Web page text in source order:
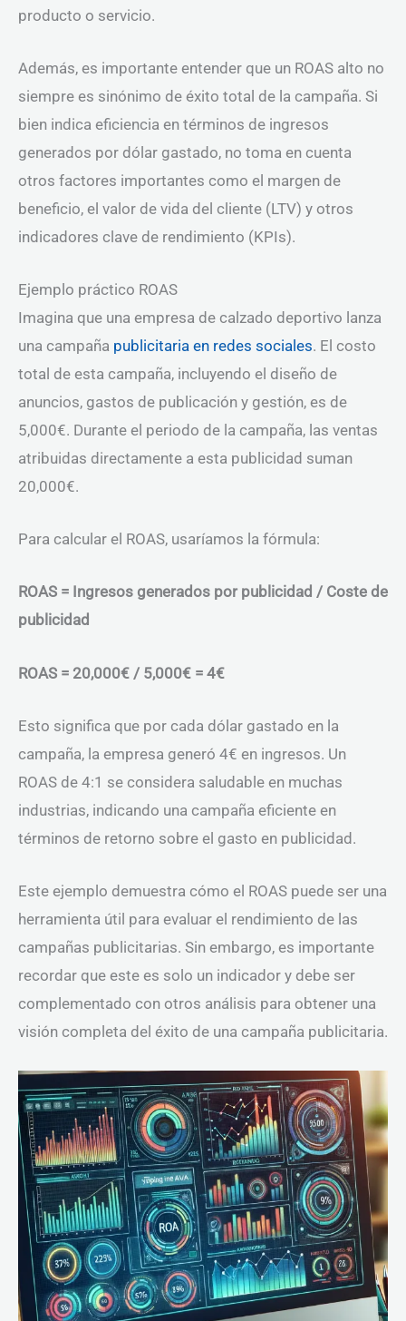
producto o servicio.
Además, es importante entender que un ROAS alto no
siempre es sinónimo de éxito total de la campaña. Si
bien indica eficiencia en términos de ingresos
generados por dólar gastado, no toma en cuenta
otros factores importantes como el margen de
beneficio, el valor de vida del cliente (LTV) y otros
indicadores clave de rendimiento (KPIs).
Ejemplo práctico ROAS
Imagina que una empresa de calzado deportivo lanza
una campaña publicitaria en redes sociales. El costo
total de esta campaña, incluyendo el diseño de
anuncios, gastos de publicación y gestión, es de
5,000€. Durante el periodo de la campaña, las ventas
atribuidas directamente a esta publicidad suman
20,000€.
Para calcular el ROAS, usaríamos la fórmula:
ROAS = Ingresos generados por publicidad / Coste de
publicidad
ROAS = 20,000€ / 5,000€ = 4€
Esto significa que por cada dólar gastado en la
campaña, la empresa generó 4€ en ingresos. Un
ROAS de 4:1 se considera saludable en muchas
industrias, indicando una campaña eficiente en
términos de retorno sobre el gasto en publicidad.
Este ejemplo demuestra cómo el ROAS puede ser una
herramienta útil para evaluar el rendimiento de las
campañas publicitarias. Sin embargo, es importante
recordar que este es solo un indicador y debe ser
complementado con otros análisis para obtener una
visión completa del éxito de una campaña publicitaria.